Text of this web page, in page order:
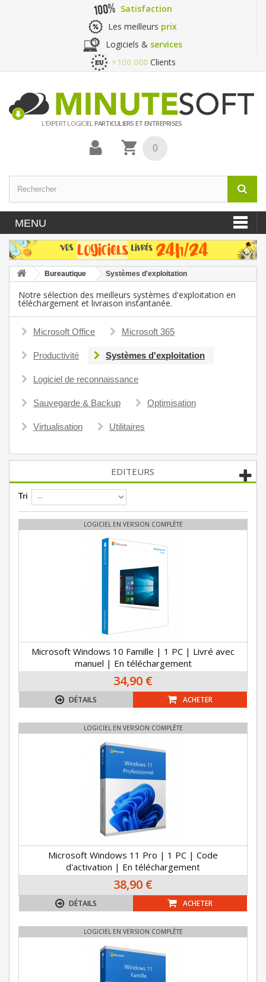
Satisfaction
Les meilleurs prix
Logiciels & services
+100 000 Clients
L'EXPERT LOGICIELPARTICULIERS ET ENTREPRISES
0
MENU
Bureautique Systèmes d'exploitation
Notre sélection des meilleurs systèmes d'exploitation en
téléchargement et livraison instantanée.
Microsoft Office Microsoft 365
Productivité Systèmes d'exploitation
Logiciel de reconnaissance
Sauvegarde & Backup Optimisation
Virtualisation Utilitaires
EDITEURS
Tri
LOGICIEL EN VERSION COMPLÈTE
Microsoft Windows 10 Famille | 1 PC | Livré avec
manuel | En téléchargement
34,90 €
DÉTAILS ACHETER
LOGICIEL EN VERSION COMPLÈTE
Microsoft Windows 11 Pro | 1 PC | Code
d'activation | En téléchargement
38,90 €
DÉTAILS ACHETER
LOGICIEL EN VERSION COMPLÈTE